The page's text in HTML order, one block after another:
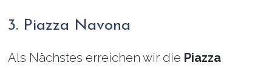
3. Piazza Navona
Als Nächstes erreichen wir die Piazza